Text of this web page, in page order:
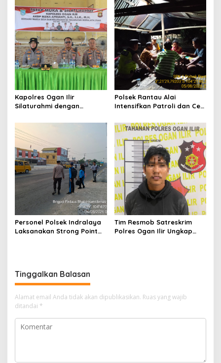
Hadapi Musim Kemarau
Masyarakat Desa Parit
Kapolres Ogan Ilir
Silaturahmi dengan
Utara, Perkuat Sinergi
Kamtibmas dan Antisipasi
Karhutla
Polsek Rantau Alai
Intensifkan Patroli dan Cek
Sinergi Jaga Kamtibmas
Personel Polsek Indralaya
Laksanakan Strong Point
Tim Resmob Satreskrim
Polres Ogan Ilir Ungkap
Tinggalkan Balasan
Alamat email Anda tidak akan dipublikasikan. Ruas yang wajib
ditandai *